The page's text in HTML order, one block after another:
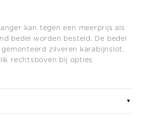
kan tegen een meerprijs als
bedel worden besteld. De bedel
zilveren karabijnslot.
rechtsboven bij opties
▼